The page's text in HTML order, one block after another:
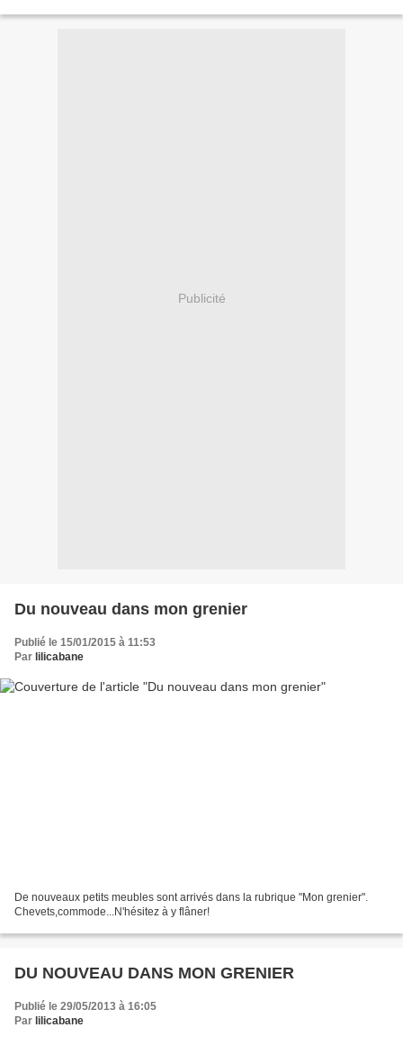
Publicité
Du nouveau dans mon grenier
Publié le 15/01/2015 à 11:53
Par lilicabane
De nouveaux petits meubles sont arrivés dans la rubrique "Mon grenier".
Chevets,commode...N'hésitez à y flâner!
DU NOUVEAU DANS MON GRENIER
Publié le 29/05/2013 à 16:05
Par lilicabane